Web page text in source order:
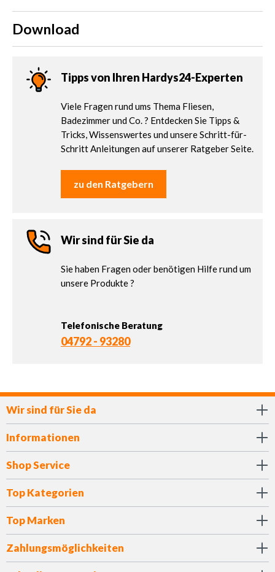
Download
Tipps von Ihren Hardys24-Experten
Viele Fragen rund ums Thema Fliesen,
Badezimmer und Co. ? Entdecken Sie Tipps &
Tricks, Wissenswertes und unsere Schritt-für-
Schritt Anleitungen auf unserer Ratgeber Seite.
zu den Ratgebern
Wir sind für Sie da
Sie haben Fragen oder benötigen Hilfe rund um
unsere Produkte ?
Telefonische Beratung
04792 - 93280
Wir sind für Sie da
Informationen
Shop Service
Top Kategorien
Top Marken
Zahlungsmöglichkeiten